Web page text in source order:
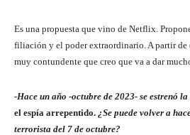
Es una propuesta que vino de Netflix.
filiación y el poder extraordinario. A partir de
muy contundente que creo que va a dar
-Hace un año -octubre de 2023- se estrenó
el espía arrepentido. ¿Se puede volver a
terrorista del 7 de octubre?